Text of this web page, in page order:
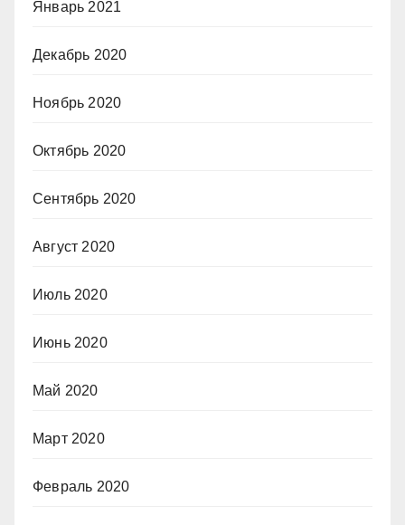
Январь 2021
Декабрь 2020
Ноябрь 2020
Октябрь 2020
Сентябрь 2020
Август 2020
Июль 2020
Июнь 2020
Май 2020
Март 2020
Февраль 2020